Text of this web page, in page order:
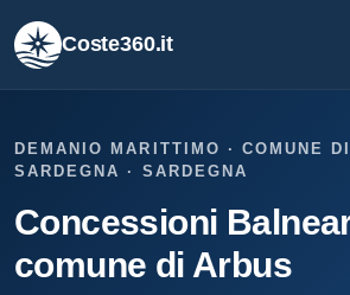
Coste360.it
DEMANIO MARITTIMO · COMUNE
SARDEGNA · SARDEGNA
Concessioni
comune di Arbus